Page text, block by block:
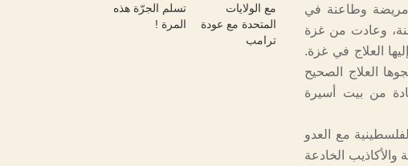
مع الولايات
المتحدة مع عودة
ترامب
تسلم الجرّة هذه
المرة !
مريضة وطاعنة في
عبر حسابها في فيسبوك، قالت فيه: “… أمي عمرها 85 سنة، وعادت من غزة
العلاج في غزة.
العلاج الصحيح
من بيت أسيرة
مع العدو
الخادعة